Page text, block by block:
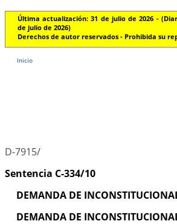
Última actualización: 31 de julio de 2026 -
de julio de 2026)
Derechos de autor reservados - Prohibida su
Inicio
D-7915/
Sentencia C-334/10
DEMANDA DE
DEMANDA DE